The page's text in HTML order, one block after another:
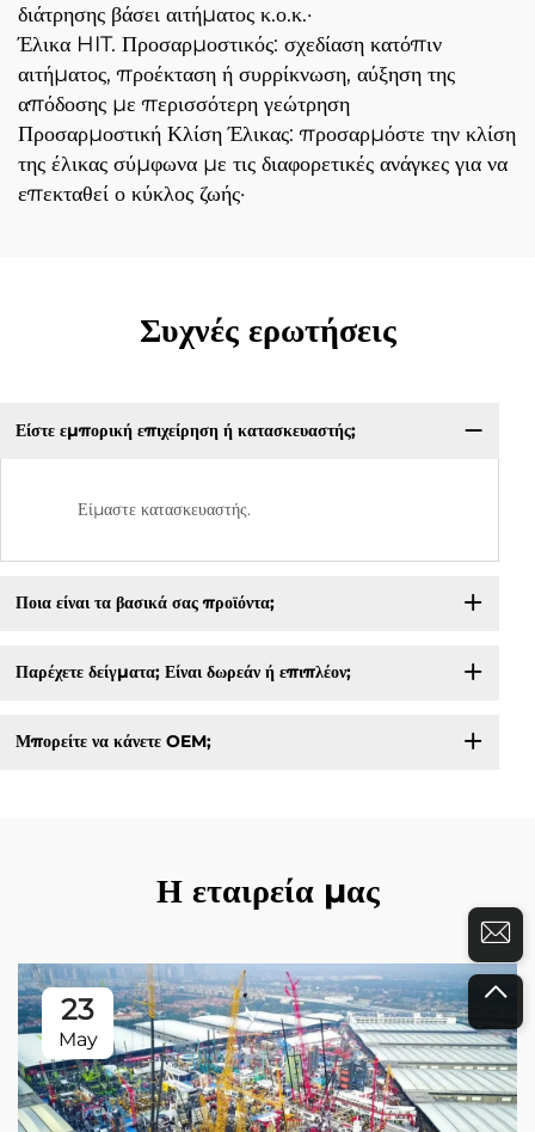
διάτρησης βάσει αιτήματος κ.ο.κ.·
Έλικα HIT. Προσαρμοστικός: σχεδίαση κατόπιν
αιτήματος, προέκταση ή συρρίκνωση, αύξηση της
απόδοσης με περισσότερη γεώτρηση
Προσαρμοστική Κλίση Έλικας: προσαρμόστε την κλίση
της έλικας σύμφωνα με τις διαφορετικές ανάγκες για να
επεκταθεί ο κύκλος ζωής·
Συχνές ερωτήσεις
Είστε εμπορική επιχείρηση ή κατασκευαστής;
Είμαστε κατασκευαστής.
Ποια είναι τα βασικά σας προϊόντα;
Παρέχετε δείγματα; Είναι δωρεάν ή επιπλέον;
Μπορείτε να κάνετε OEM;
Η εταιρεία μας
23
May